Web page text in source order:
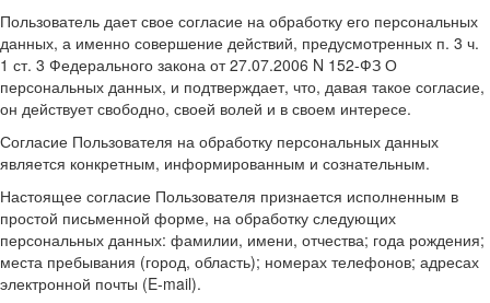
Пользователь дает свое согласие на обработку его персональных
данных, а именно совершение действий, предусмотренных п. 3 ч.
1 ст. 3 Федерального закона от 27.07.2006 N 152-ФЗ О
персональных данных, и подтверждает, что, давая такое согласие,
он действует свободно, своей волей и в своем интересе.
Согласие Пользователя на обработку персональных данных
является конкретным, информированным и сознательным.
Настоящее согласие Пользователя признается исполненным в
простой письменной форме, на обработку следующих
персональных данных: фамилии, имени, отчества; года рождения;
места пребывания (город, область); номерах телефонов; адресах
электронной почты (E-mail).